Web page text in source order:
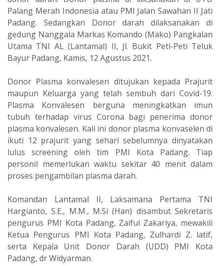
Palang Merah Indonesia atau PMI Jalan Sawahan II Jati
Padang. Sedangkan Donor darah dilaksanakan di
gedung Nanggala Markas Komando (Mako) Pangkalan
Utama TNI AL (Lantamal) II, Jl. Bukit Peti-Peti Teluk
Bayur Padang, Kamis, 12 Agustus 2021.
Donor Plasma konvalesen ditujukan kepada Prajurit
maupun Keluarga yang telah sembuh dari Covid-19.
Plasma Konvalesen berguna meningkatkan imun
tubuh terhadap virus Corona bagi penerima donor
plasma konvalesen. Kali ini donor plasma konvaselen di
ikuti 12 prajurit yang sehari sebelumnya dinyatakan
lulus screening oleh tim PMI Kota Padang. Tiap
personil memerlukan waktu sekitar 40 menit dalam
proses pengambilan plasma darah.
Komandan Lantamal II, Laksamana Pertama TNI
Hargianto, S.E., M.M., M.Si (Han) disambut Sekretaris
pengurus PMI Kota Padang, Zaiful Zakariya, mewakili
Ketua Pengurus PMI Kota Padang, Zulhardi Z. latif,
serta Kepala Unit Donor Darah (UDD) PMI Kota
Padang, dr Widyarman.